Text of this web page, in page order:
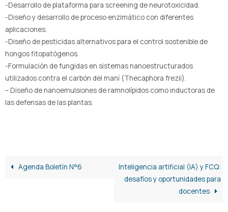
-Desarrollo de plataforma para screening de neurotoxicidad.
-Diseño y desarrollo de proceso enzimático con diferentes
aplicaciones.
-Diseño de pesticidas alternativos para el control sostenible de
hongos fitopatógenos.
-Formulación de fungidas en sistemas nanoestructurados
utilizados contra el carbón del maní (Thecaphora frezii).
– Diseño de nanoemulsiones de ramnolípidos como inductoras de
las defensas de las plantas.
Agenda Boletín N°6
Inteligencia artificial (IA) y FCQ:
desafíos y oportunidades para
docentes